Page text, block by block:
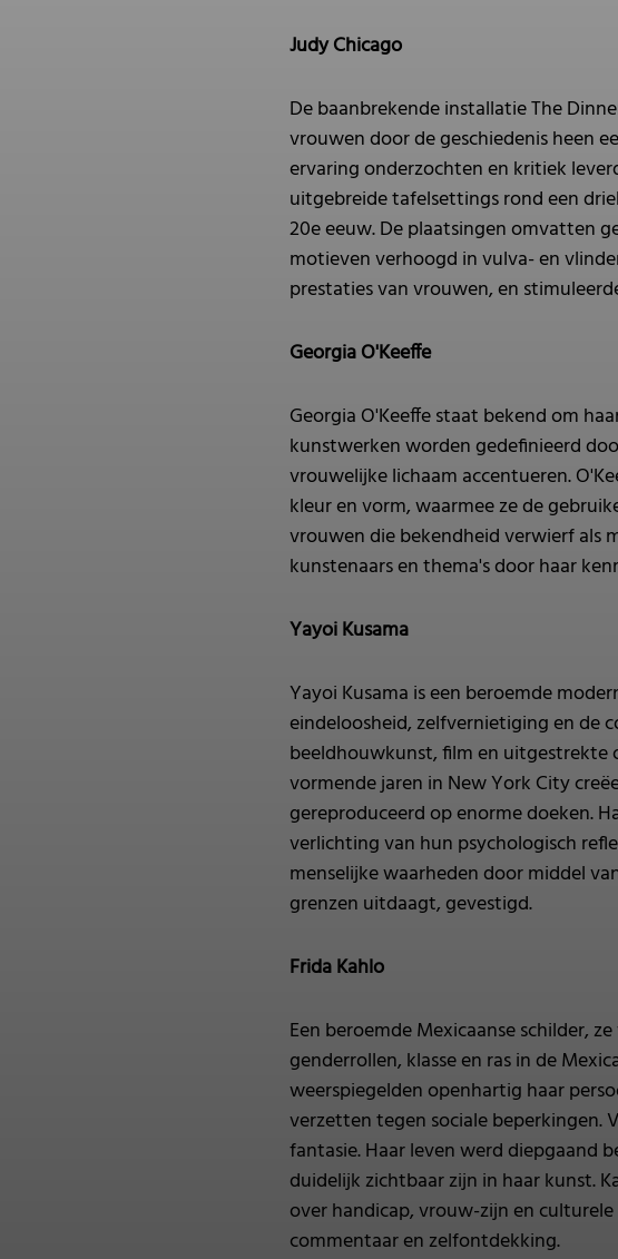
Judy Chicago
De baanbrekende installatie The
vrouwen door de geschiedenis heen
ervaring onderzochten en kritiek
uitgebreide tafelsettings rond een
20e eeuw. De plaatsingen omvatten
motieven verhoogd in vulva- en
prestaties van vrouwen, en
Georgia O'Keeffe
Georgia O'Keeffe staat bekend om
kunstwerken worden gedefinieerd
vrouwelijke lichaam accentueren.
kleur en vorm, waarmee ze de
vrouwen die bekendheid verwierf als
kunstenaars en thema's door haar
Yayoi Kusama
Yayoi Kusama is een beroemde
eindeloosheid, zelfvernietiging en de
beeldhouwkunst, film en uitgestrekte
vormende jaren in New York City
gereproduceerd op enorme doeken.
verlichting van hun psychologisch
menselijke waarheden door middel
grenzen uitdaagt, gevestigd.
Frida Kahlo
Een beroemde Mexicaanse schilder,
genderrollen, klasse en ras in de
weerspiegelden openhartig haar
verzetten tegen sociale beperkingen.
fantasie. Haar leven werd diepgaand
duidelijk zichtbaar zijn in haar kunst.
over handicap, vrouw-zijn en
commentaar en zelfontdekking.